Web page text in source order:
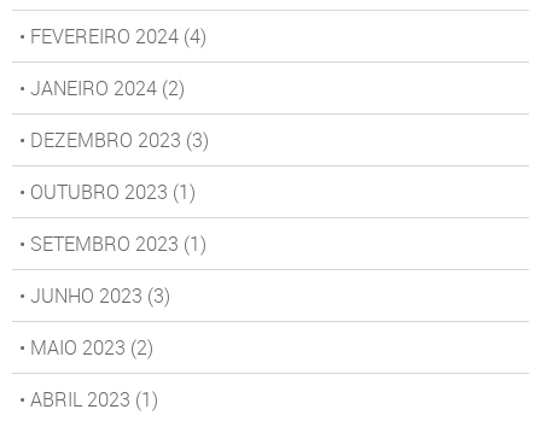
• FEVEREIRO 2024 (4)
• JANEIRO 2024 (2)
• DEZEMBRO 2023 (3)
• OUTUBRO 2023 (1)
• SETEMBRO 2023 (1)
• JUNHO 2023 (3)
• MAIO 2023 (2)
• ABRIL 2023 (1)